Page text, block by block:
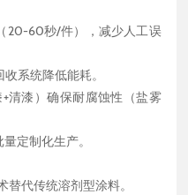
20-60秒/件），减少人工误
系统降低能耗。
清漆）确保耐腐蚀性（盐雾
定制化生产。
代传统溶剂型涂料。